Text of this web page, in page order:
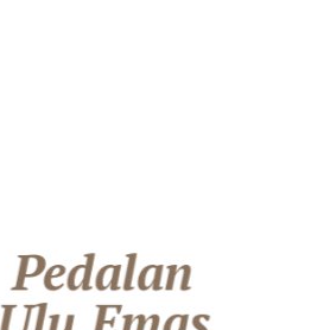
Pedalan
Ulu Emas